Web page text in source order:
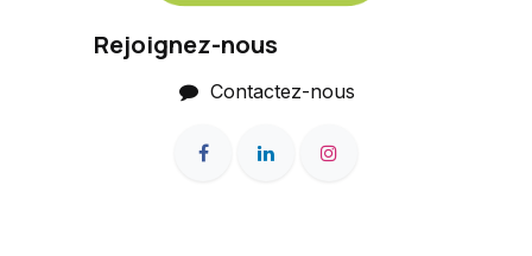
Rejoignez-nous
Contactez-nous